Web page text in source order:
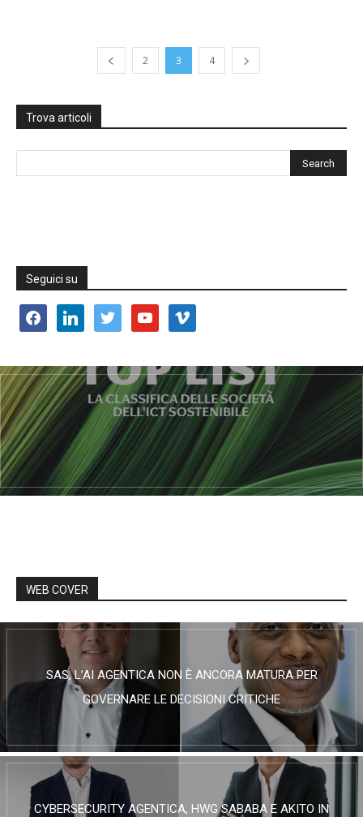
2 3 4
Trova articoli
Seguici su
facebooklinkedin twitter youtube vimeo
WEB COVER
SAS, L’AI AGENTICA NON È ANCORA MATURA PER
GOVERNARE LE DECISIONI CRITICHE
CYBERSECURITY AGENTICA, HWG SABABA E AKITO IN